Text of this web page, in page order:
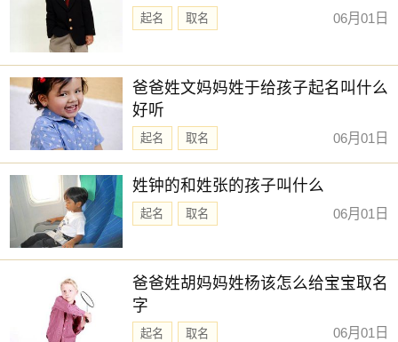
【凯弈】 【云溪】 【冬瑶】 【伊然】
【佳昊】 【佩娴】 【云栋】 【乐善】
【元芷】 【佩琼】 【与夏】 【书梦】
【云浩】 【初元】 【乐善】 【仕淇】
【今夏】 【书智】 【乐博】 【乐绮】
【乔雅】 【其书】 【净秋】 【卿莞】
赐子好名，能伴子一生。想给宝宝取一个好名字吗？选
择下方的【宝宝起名】，为孩子起一个吉利的好名字吧。
起名 取名 06月01日
爸爸姓文妈妈姓于给孩子起名叫什么
好听
起名 取名 06月01日
姓钟的和姓张的孩子叫什么
起名 取名 06月01日
爸爸姓胡妈妈姓杨该怎么给宝宝取名
字
起名 取名 06月01日